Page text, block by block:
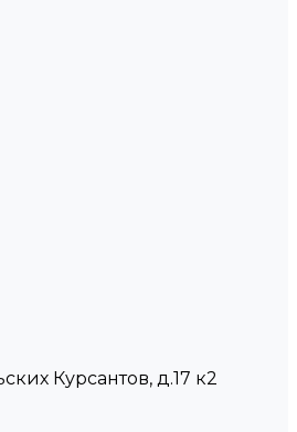
Курсантов, д.17 к2